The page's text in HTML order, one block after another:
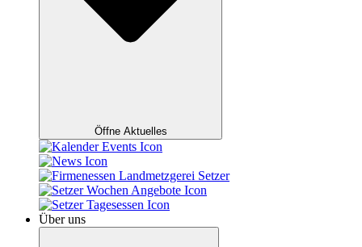
Öffne Aktuelles
Über uns